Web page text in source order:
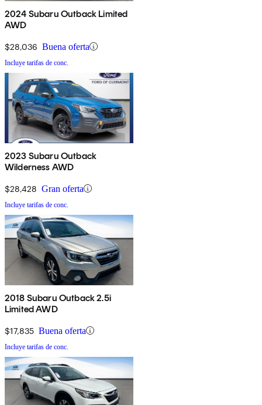
2024 Subaru Outback Limited
AWD
$28,036 Buena oferta
Incluye tarifas de conc.
2023 Subaru Outback
Wilderness AWD
$28,428 Gran oferta
Incluye tarifas de conc.
2018 Subaru Outback 2.5i
Limited AWD
$17,835 Buena oferta
Incluye tarifas de conc.